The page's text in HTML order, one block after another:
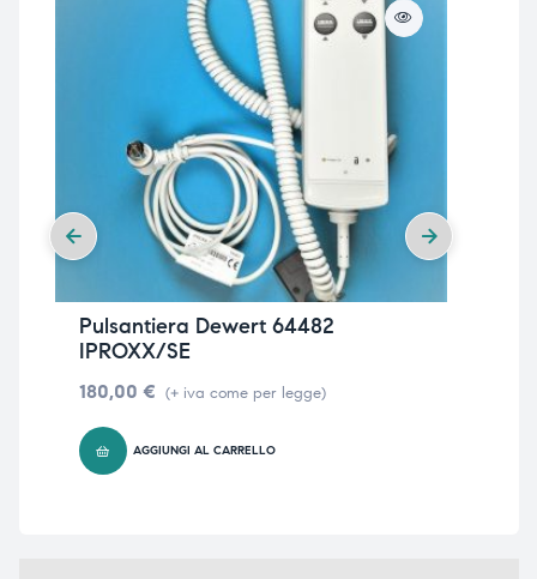
Pulsantiera Dewert 64482
IPROXX/SE
180,00 € (+ iva come per legge)
AGGIUNGI AL CARRELLO